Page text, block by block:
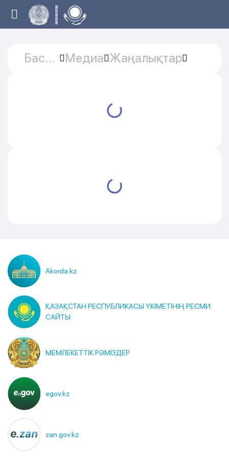
Басты
Медиа Жаңалықтар
Akorda.kz
ҚАЗАҚСТАН РЕСПУБЛИКАСЫ ҮКІМЕТІНІҢ РЕСМИ
САЙТЫ
МЕМЛЕКЕТТІК РӘМІЗДЕР
egov.kz
zan.gov.kz